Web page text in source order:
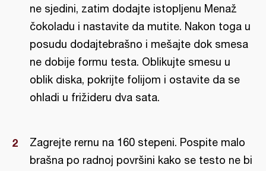
ne sjedini, zatim dodajte istopljenu Menaž
čokoladu i nastavite da mutite. Nakon toga u
posudu dodajtebrašno i mešajte dok smesa
ne dobije formu testa. Oblikujte smesu u
oblik diska, pokrijte folijom i ostavite da se
ohladi u frižideru dva sata.
Zagrejte rernu na 160 stepeni. Pospite malo
brašna po radnoj površini kako se testo ne bi